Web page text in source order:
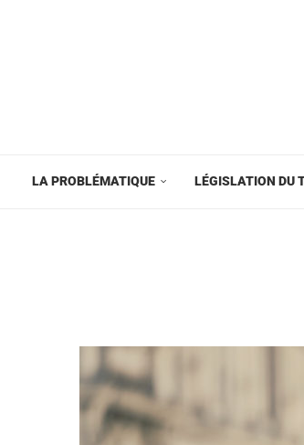
LA PROBLÉMATIQUE LÉGISLATION DU